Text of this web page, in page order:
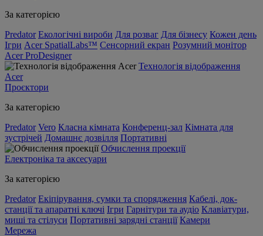
За категорією
Predator Екологічні вироби Для розваг Для бізнесу Кожен день
Ігри Acer SpatialLabs™ Сенсорний екран Розумний монітор
Acer ProDesigner
Технологія відображення
Acer
Проєктори
За категорією
Predator Vero Класна кімната Конференц-зал Кімната для
зустрічей Домашнє дозвілля Портативні
Обчислення проекції
Електроніка та аксесуари
За категорією
Predator Екіпірування, сумки та спорядження Кабелі, док-
станції та апаратні ключі Ігри Гарнітури та аудіо Клавіатури,
миші та стілуси Портативні зарядні станції Камери
Мережа